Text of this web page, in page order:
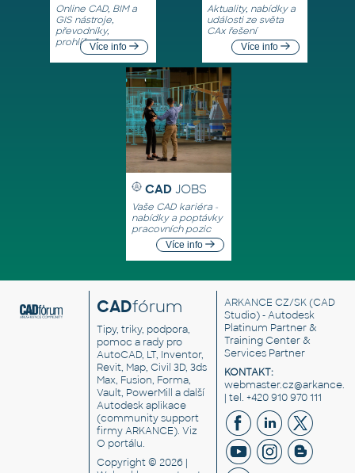
Online CAD, BIM a
GIS nástroje,
převodníky,
prohlížečeVíce info
Aktuality, nabídky a
události ze světa
CAx řešení
Více info
CAD JOBS
Vaše CAD kariéra -
nabídky a poptávky
pracovních pozic
Více info
CADfórum
Tipy, triky, podpora,
pomoc a rady pro
AutoCAD, LT, Inventor,
Revit, Map, Civil 3D, 3ds
Max, Fusion, Forma,
Vault, PowerMill a další
Autodesk aplikace
(community support
firmy ARKANCE). Viz
O portálu.
Copyright © 2026 |
ARKANCE CZ/SK(CAD
Studio) - Autodesk
Platinum Partner &
Training Center &
Services Partner
KONTAKT:
| tel. +420 910 970 111